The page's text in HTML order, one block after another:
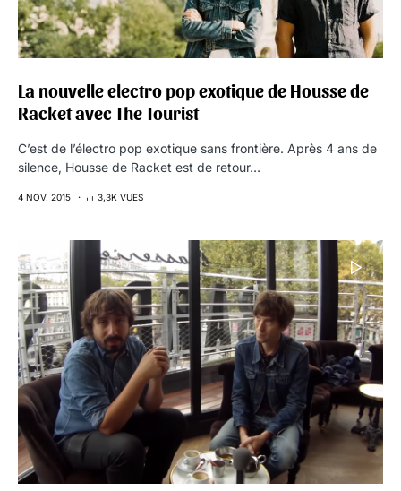
La nouvelle electro pop exotique de Housse de
Racket avec The Tourist
C’est de l’électro pop exotique sans frontière. Après 4 ans de
silence, Housse de Racket est de retour…
4 NOV. 2015 3,3K VUES